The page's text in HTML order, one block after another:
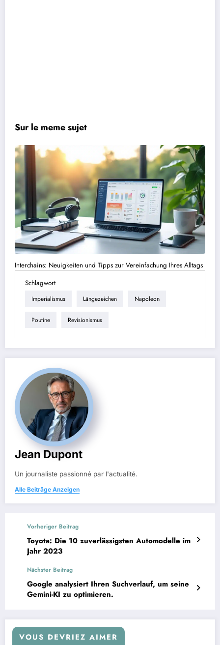
Sur le meme sujet
Interchains: Neuigkeiten und Tipps zur Vereinfachung Ihres Alltags
Schlagwort
Imperialismus Längezeichen Napoleon
Poutine Revisionismus
Jean Dupont
Un journaliste passionné par l'actualité.
Alle Beiträge Anzeigen
Vorheriger Beitrag
Toyota: Die 10 zuverlässigsten Automodelle im
Jahr 2023
Nächster Beitrag
Google analysiert Ihren Suchverlauf, um seine
Gemini-KI zu optimieren.
VOUS DEVRIEZ AIMER